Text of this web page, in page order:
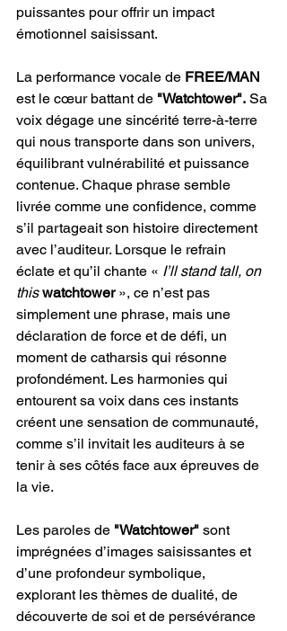
puissantes pour offrir un impact
émotionnel saisissant.
La performance vocale de FREE/MAN
est le cœur battant de "Watchtower". Sa
voix dégage une sincérité terre-à-terre
qui nous transporte dans son univers,
équilibrant vulnérabilité et puissance
contenue. Chaque phrase semble
livrée comme une confidence, comme
s’il partageait son histoire directement
avec l’auditeur. Lorsque le refrain
éclate et qu’il chante « I’ll stand tall, on
this watchtower », ce n’est pas
simplement une phrase, mais une
déclaration de force et de défi, un
moment de catharsis qui résonne
profondément. Les harmonies qui
entourent sa voix dans ces instants
créent une sensation de communauté,
comme s’il invitait les auditeurs à se
tenir à ses côtés face aux épreuves de
la vie.
Les paroles de "Watchtower" sont
imprégnées d’images saisissantes et
d’une profondeur symbolique,
explorant les thèmes de dualité, de
découverte de soi et de persévérance